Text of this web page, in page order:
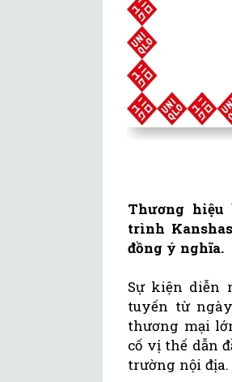
Thương
trình
đồng ý nghĩa.
Sự kiện diễn
tuyến từ
thương mại
cố vị thế dẫn
trường nội địa.